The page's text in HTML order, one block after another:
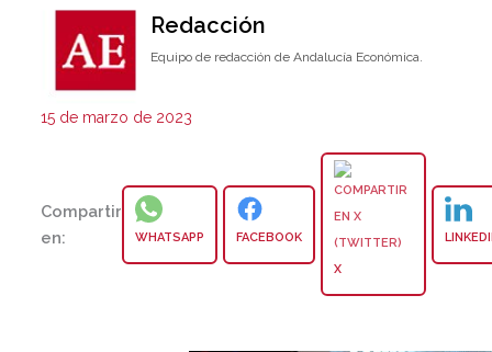
Redacción
Equipo de redacción de Andalucía Económica.
15 de marzo de 2023
Compartir
en:
WHATSAPP FACEBOOK
X